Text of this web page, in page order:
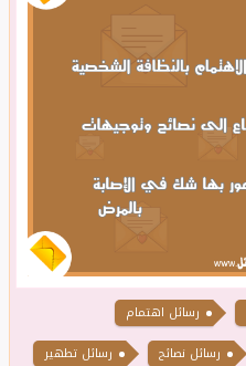
رسائل اهتمام
رسائل نصائح
رسائل تطهير